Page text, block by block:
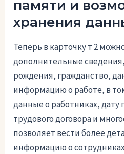
памяти и
хранения
Теперь в карточку т 2
дополнительные
рождения, гражданство,
информацию о работе, в
данные о работниках,
трудового договора и
позволяет вести более
информацию о